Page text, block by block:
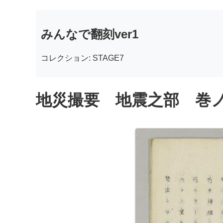
みんなで翻刻ver1
コレクション: STAGE7
地災撮要 地震之部 巻